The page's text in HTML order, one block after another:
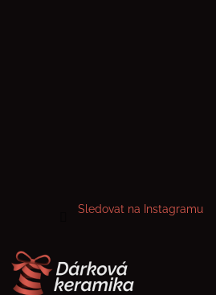
Sledovat na Instagramu